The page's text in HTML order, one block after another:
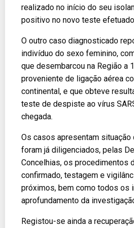
realizado no início do seu
positivo no novo teste
O outro caso diagnosticado
indivíduo do sexo feminino,
que desembarcou na Região a
proveniente de ligação aérea
continental, e que obteve
teste de despiste ao vírus
chegada.
Os casos apresentam
foram já diligenciados, pelas
Concelhias, os procedimentos
confirmado, testagem e
próximos, bem como todos os
aprofundamento da
Registou-se ainda a